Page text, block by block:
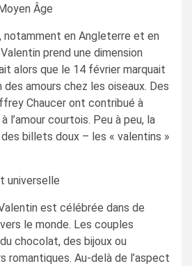
Âge
notamment en Angleterre et en
prend une dimension
alors que le 14 février marquait
amours chez les oiseaux. Des
Chaucer ont contribué à
l’amour courtois. Peu à peu, la
billets doux – les « valentins »
universelle
est célébrée dans de
le monde. Les couples
chocolat, des bijoux ou
romantiques. Au-delà de l’aspect